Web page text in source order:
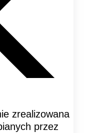
zrealizowana
przez